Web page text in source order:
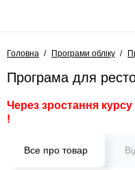
Головна Програми обліку
Програма для
Через зростання курсу
!
Все про товар